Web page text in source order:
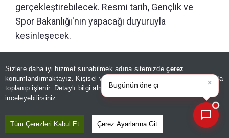
Sizlere daha iyi hizmet sunabilmek adına sitemizdeçerez
konumlandırmaktayız. Kişisel verileriniz, KVKK ve GDPR kapsamında
toplanıp işlenir. Detaylı bilgi almak içinAydınlatma Metnimizi
inceleyebilirsiniz.
Tüm Çerezleri Kabul Et Çerez Ayarlarına Git
gerçekleştirebilecek. Resmi tarih, Gençlik ve
Spor Bakanlığı'nın yapacağı duyuruyla
kesinleşecek.
GÜNÜN ÖZETİ ×
Bugünün öne çıkan manşetleri
ve gelişmeleri neler?